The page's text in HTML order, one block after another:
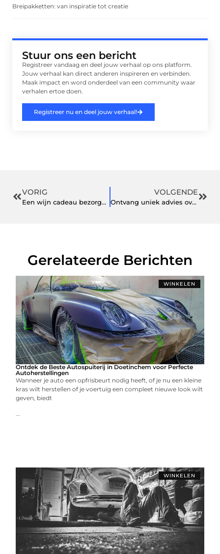
Breipakketten: van inspiratie tot creatie
Stuur ons een bericht
Registreer vandaag en deel jouw verhaal op ons platform.
Jouw verhaal kan direct anderen inspireren en verbinden.
Maak impact en word onderdeel van een community waar
verhalen ertoe doen.
Registreer nu en deel jouw verhaal!
VORIG
Een wijn cadeau bezorgen: een mooi geschenk voor een speciale gelegenheid
VOLGENDE
Ontvang uniek advies over tegels in deze showroom in ’s-Hertogenbosch
Gerelateerde Berichten
WINKELEN
Ontdek de Beste Autospuiterij in Doetinchem voor Perfecte
Autoherstellingen
Wanneer je auto een opfrisbeurt nodig heeft, of je nu een kleine
kras wilt herstellen of je voertuig een compleet nieuwe look wilt
geven, biedt
...
WINKELEN